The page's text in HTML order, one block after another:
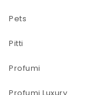
Pets
Pitti
Profumi
Profumi Luxury